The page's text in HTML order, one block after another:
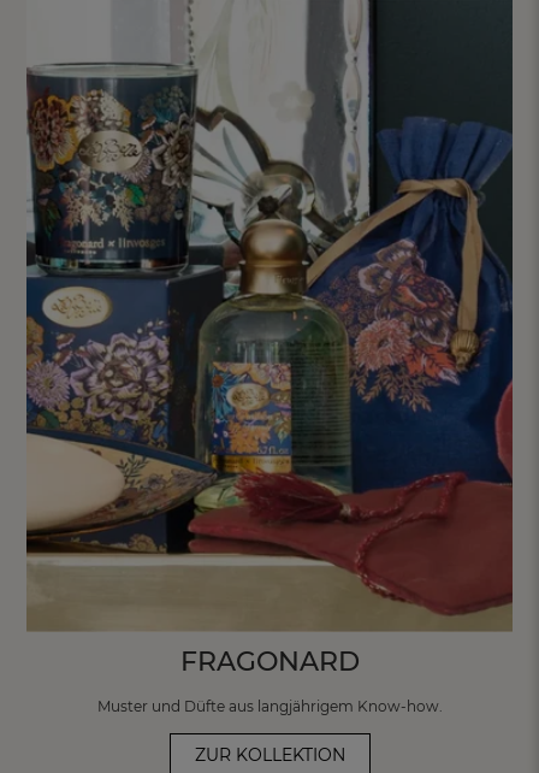
FRAGONARD
Muster und Düfte aus langjährigem Know-how.
ZUR KOLLEKTION